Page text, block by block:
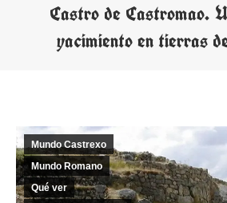
Castro de Castromao.
yacimiento en tierras
Mundo Castrexo
Mundo Romano
Qué ver